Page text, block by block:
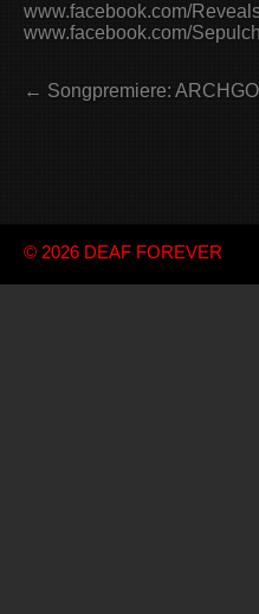
www.facebook.com/
www.facebook.com/
← Songpremiere:
© 2026 DEAF FOREVER